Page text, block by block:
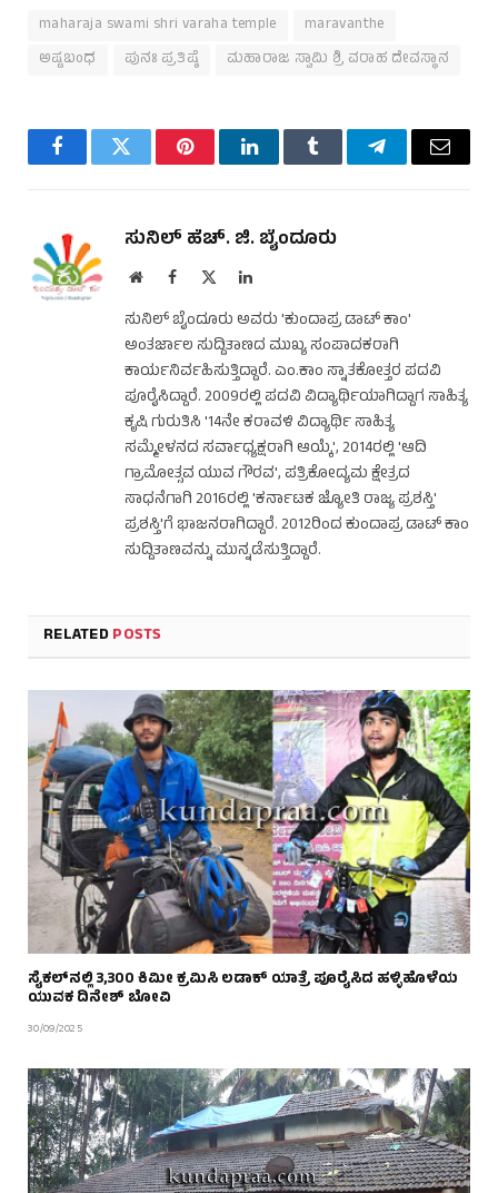
maharaja swami shri varaha temple
maravanthe
ಅಷ್ಟಬಂಧ
ಪುನಃ ಪ್ರತಿಷ್ಠೆ ಮಹಾರಾಜ ಸ್ವಾಮಿ ಶ್ರಿ ವರಾಹ ದೇವಸ್ಥಾನ
FacebookTwitter PinterestLinkedInTumblr TelegramEmail
ಸುನಿಲ್ ಹೆಚ್. ಜಿ. ಬೈಂದೂರು
WebsiteFacebook LinkedIn
ಸುನಿಲ್ ಬೈಂದೂರು ಅವರು 'ಕುಂದಾಪ್ರ ಡಾಟ್ ಕಾಂ'
ಅಂತರ್ಜಾಲ ಸುದ್ದಿತಾಣದ ಮುಖ್ಯ ಸಂಪಾದಕರಾಗಿ
ಕಾರ್ಯನಿರ್ವಹಿಸುತ್ತಿದ್ದಾರೆ. ಎಂ.ಕಾಂ ಸ್ನಾತಕೋತ್ತರ ಪದವಿ
ಪೂರೈಸಿದ್ದಾರೆ. 2009ರಲ್ಲಿ ಪದವಿ ವಿದ್ಯಾರ್ಥಿಯಾಗಿದ್ದಾಗ ಸಾಹಿತ್ಯ
ಕೃಷಿ ಗುರುತಿಸಿ '14ನೇ ಕರಾವಳಿ ವಿದ್ಯಾರ್ಥಿ ಸಾಹಿತ್ಯ
ಸಮ್ಮೇಳನದ ಸರ್ವಾಧ್ಯಕ್ಷರಾಗಿ ಆಯ್ಕೆ', 2014ರಲ್ಲಿ 'ಆದಿ
ಗ್ರಾಮೋತ್ಸವ ಯುವ ಗೌರವ', ಪತ್ರಿಕೋದ್ಯಮ ಕ್ಷೇತ್ರದ
ಸಾಧನೆಗಾಗಿ 2016ರಲ್ಲಿ 'ಕರ್ನಾಟಕ ಜ್ಯೋತಿ ರಾಜ್ಯ ಪ್ರಶಸ್ತಿ'
ಪ್ರಶಸ್ತಿ'ಗೆ ಭಾಜನರಾಗಿದ್ದಾರೆ. 2012ರಿಂದ ಕುಂದಾಪ್ರ ಡಾಟ್ ಕಾಂ
ಸುದ್ದಿತಾಣವನ್ನು ಮುನ್ನಡೆಸುತ್ತಿದ್ದಾರೆ.
RELATEDPOSTS
ಸೈಕಲ್‌ನಲ್ಲಿ 3,300 ಕಿಮೀ ಕ್ರಮಿಸಿ ಲಡಾಕ್ ಯಾತ್ರೆ ಪೂರೈಸಿದ ಹಳ್ಳಿಹೊಳೆಯ
ಯುವಕ ದಿನೇಶ್‌ ಬೋವಿ
30/09/2025